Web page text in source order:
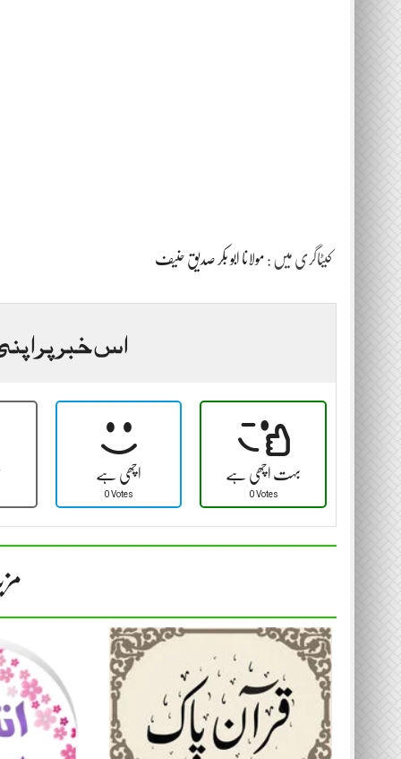
کیٹاگری میں : مولانا ابو بکر صدیق حنیف
اس خبر پر
اچھی ہے
0 Votes
بہت اچھی ہے
0 Votes